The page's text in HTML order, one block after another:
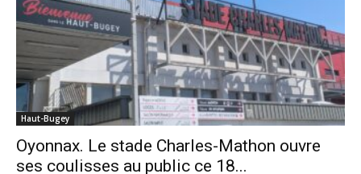
Haut-Bugey
Oyonnax. Le stade Charles-Mathon ouvre
ses coulisses au public ce 18...